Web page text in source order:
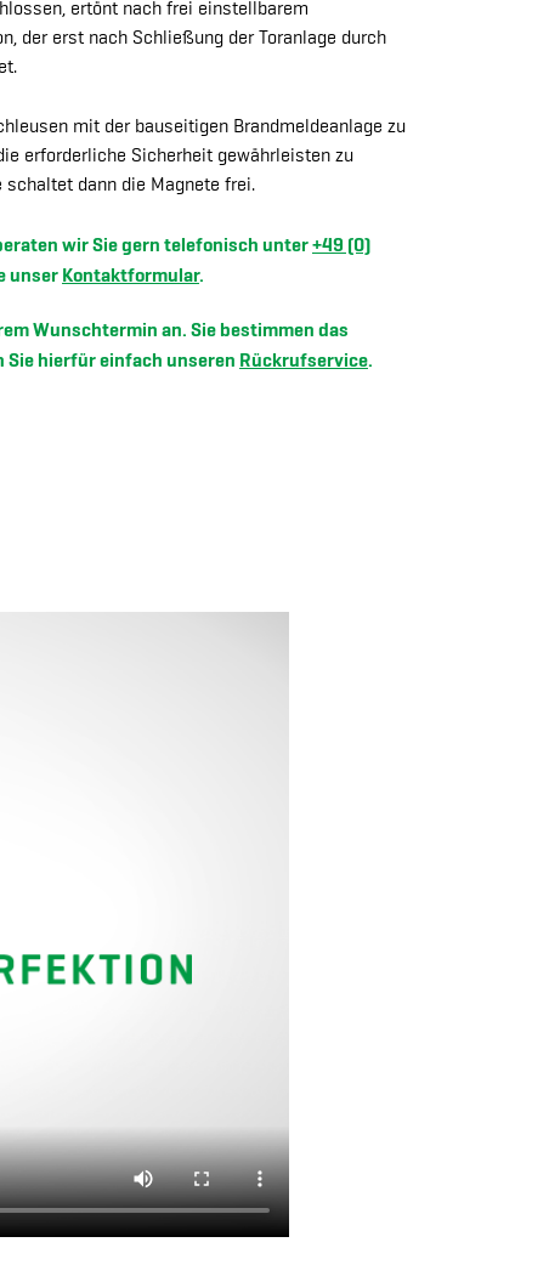
ertönt nach frei einstellbarem
der erst nach Schließung der Toranlage durch
mit der bauseitigen Brandmeldeanlage zu
erforderliche Sicherheit gewährleisten zu
dann die Magnete frei.
wir Sie gern telefonisch unter+49 (0)
unser Kontaktformular.
Wunschtermin an. Sie bestimmen das
Sie hierfür einfach unseren Rückrufservice.